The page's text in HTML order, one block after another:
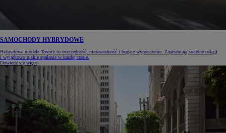
SAMOCHODY HYBRYDOWE
Hybrydowe modele Toyoty to oszczędność, niezawodność i bogate wyposażenie. Zapewniają świetne osiągi
i wyjątkowo niskie spalanie w każdej trasie.
Dowiedz się więcej